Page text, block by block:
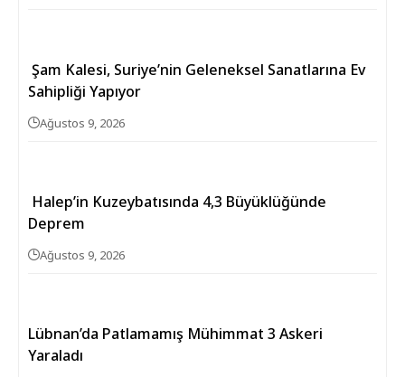
Şam Kalesi, Suriye’nin Geleneksel Sanatlarına Ev
Sahipliği Yapıyor
Ağustos 9, 2026
Halep’in Kuzeybatısında 4,3 Büyüklüğünde
Deprem
Ağustos 9, 2026
Lübnan’da Patlamamış Mühimmat 3 Askeri
Yaraladı